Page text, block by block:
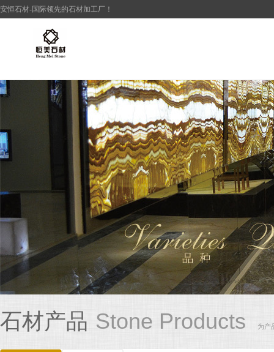
安恒石材-国际领先的石材加工厂 ！
石材产品 Stone Products 为产